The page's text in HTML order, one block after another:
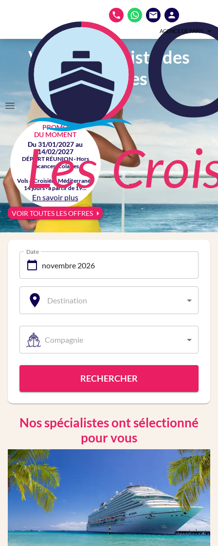
AGENCE DE PARIS
Votre spécialiste des
croisières
PROMO
DU MOMENT
Du 31/01/2027 au
14/02/2027
DÉPART RÉUNION · Hors
vacances scolaires
Vols + Croisière Méditerranée
14 jours · à partir de 19...
En savoir plus
VOIR TOUTES LES OFFRES
Date
Destination
Compagnie
RECHERCHER
Nos spécialistes ont sélectionné
pour vous